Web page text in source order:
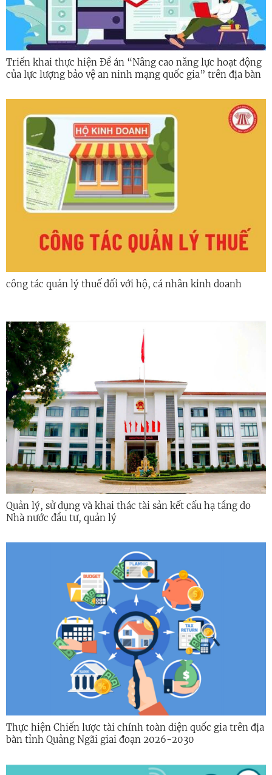
Triển khai thực hiện Đề án “Nâng cao năng lực hoạt động
của lực lượng bảo vệ an ninh mạng quốc gia” trên địa bàn
công tác quản lý thuế đối với hộ, cá nhân kinh doanh
Quản lý, sử dụng và khai thác tài sản kết cấu hạ tầng do
Nhà nước đầu tư, quản lý
Thực hiện Chiến lược tài chính toàn diện quốc gia trên địa
bàn tỉnh Quảng Ngãi giai đoạn 2026-2030